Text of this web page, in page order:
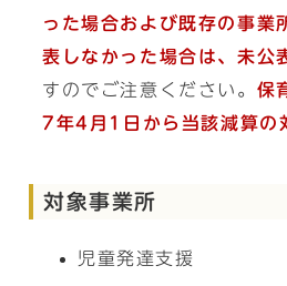
った場合および既存の事業
表しなかった場合は、未公
すのでご注意ください。 保
7年4月1日から当該減算の
対象事業所
児童発達支援